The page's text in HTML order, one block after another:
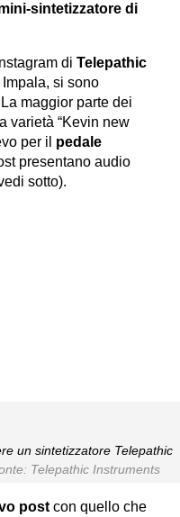
sintetizzatore di
di Telepathic
si sono
maggior parte dei
varietà “Kevin new
per il pedale
presentano audio
sotto).
un sintetizzatore Telepathic
Telepathic Instruments
post con quello che